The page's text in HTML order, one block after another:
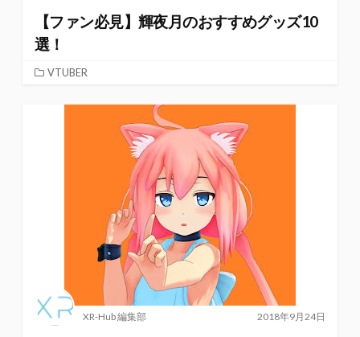
【ファン必見】輝夜月のおすすめグッズ10
選！
VTUBER
2018年9月24日
XR-Hub 編集部